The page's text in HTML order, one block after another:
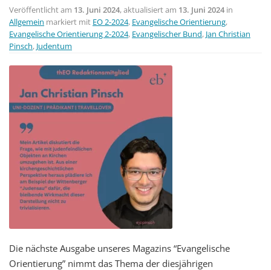
Veröffentlicht am 13. Juni 2024, aktualisiert am 13. Juni 2024 in
Allgemein markiert mit EO 2-2024, Evangelische Orientierung,
Evangelische Orientierung 2-2024, Evangelischer Bund, Jan Christian
Pinsch, Judentum
Die nächste Ausgabe unseres Magazins “Evangelische
Orientierung” nimmt das Thema der diesjährigen